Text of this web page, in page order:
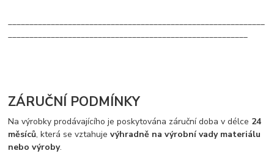
____________________________________________________________
________________________________________________________
ZÁRUČNÍ PODMÍNKY
Na výrobky prodávajícího je poskytována záruční doba v délce 24
měsíců, která se vztahujevýhradně na výrobní vady materiálu
nebo výroby.